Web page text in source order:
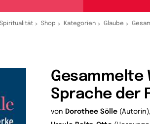
Spiritualität Shop Kategorien Glaube
Gesammelte
Sprache der
von Dorothee Sölle (Autorin),